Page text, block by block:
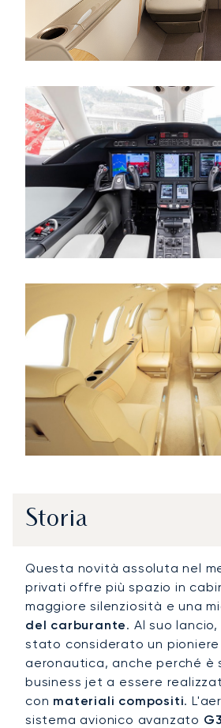
Storia
Questa novità assoluta nel
privati offre più spazio in
maggiore silenziosità e una
del carburante. Al suo
stato considerato un pioniere
aeronautica, anche perché è
business jet a essere
con materiali compositi.
sistema avionico avanzato